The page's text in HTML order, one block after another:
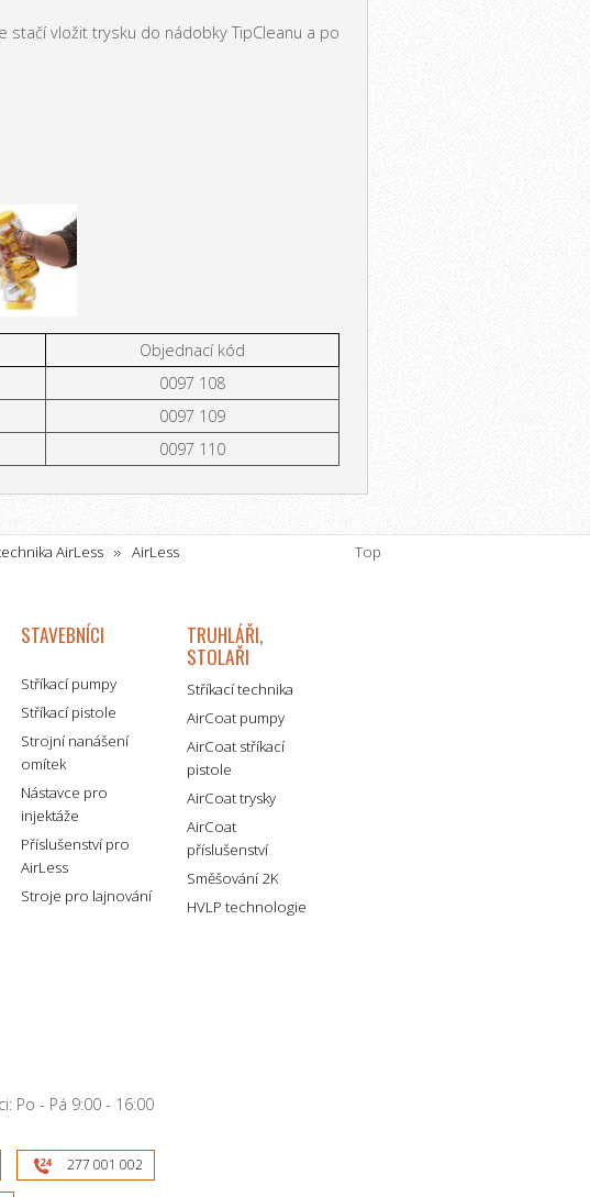
stačí vložit trysku do nádobky TipCleanu a po
Objednací kód
0097 108
0097 109
0097 110
AirLess
AirLess
Top
STAVEBNÍCI
Stříkací pumpy
Stříkací pistole
Strojní nanášení
omítek
Nástavce pro
injektáže
Příslušenství pro
AirLess
Stroje pro lajnování
TRUHLÁŘI,
STOLAŘI
Stříkací technika
AirCoat pumpy
AirCoat stříkací
pistole
AirCoat trysky
AirCoat
příslušenství
Směšování 2K
HVLP technologie
Po - Pá 9:00 - 16:00
277 001 002